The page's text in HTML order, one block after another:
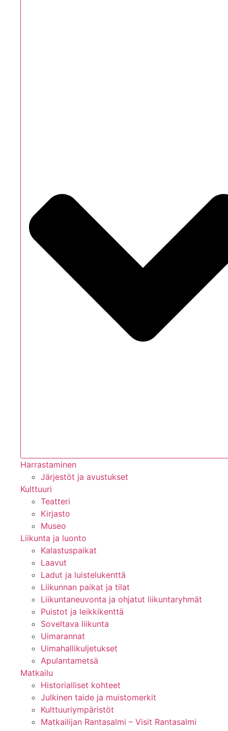
Harrastaminen
Järjestöt ja avustukset
Kulttuuri
Teatteri
Kirjasto
Museo
Liikunta ja luonto
Kalastuspaikat
Laavut
Ladut ja luistelukenttä
Liikunnan paikat ja tilat
Liikuntaneuvonta ja ohjatut liikuntaryhmät
Puistot ja leikkikenttä
Soveltava liikunta
Uimarannat
Uimahallikuljetukset
Apulantametsä
Matkailu
Historialliset kohteet
Julkinen taide ja muistomerkit
Kulttuuriympäristöt
Matkailijan Rantasalmi – Visit Rantasalmi